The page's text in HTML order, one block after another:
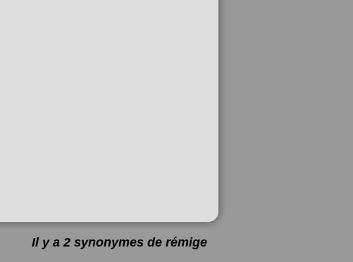
Il y a 2 synonymes de rémige